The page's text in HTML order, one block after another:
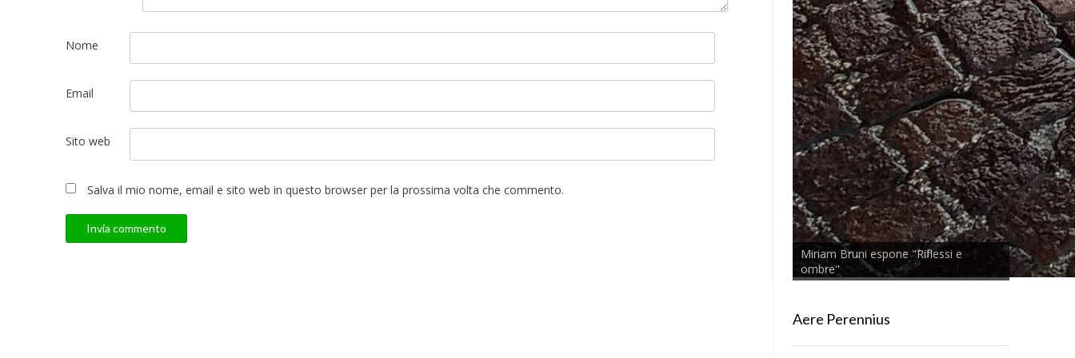
Nome
Email
Sito web
Salva il mio nome, email e sito web in questo browser per la prossima volta che commento.
Miriam Bruni espone "Riflessi e
ombre"
Aere Perennius